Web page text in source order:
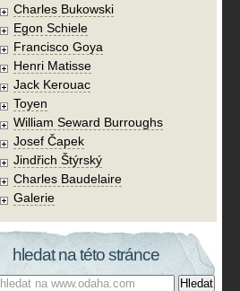
Charles Bukowski
Egon Schiele
Francisco Goya
Henri Matisse
Jack Kerouac
Toyen
William Seward Burroughs
Josef Čapek
Jindřich Štýrský
Charles Baudelaire
Galerie
hledat na této stránce
Co hledat: